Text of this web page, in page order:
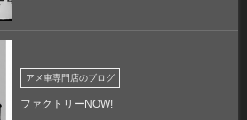
アメ車専門店のブログ
ファクトリーNOW!